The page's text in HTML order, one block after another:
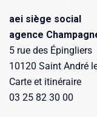
aei siège social
agence
5 rue des Épingliers
10120 Saint André
Carte et itinéraire
03 25 82 30 00